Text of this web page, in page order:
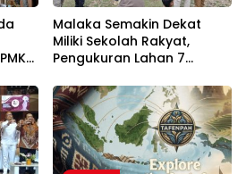
Malaka Semakin Dekat
Miliki Sekolah Rakyat,
Pengukuran Lahan 7
Dimulai